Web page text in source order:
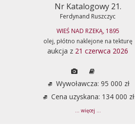
Nr Katalogowy 21.
Ferdynand Ruszczyc
WIEŚ NAD RZEKĄ, 1895
olej, płótno naklejone na tekturę
aukcja z 21 czerwca 2026
Wywoławcza: 95 000 zł
Cena uzyskana: 134 000 zł
... więcej ...